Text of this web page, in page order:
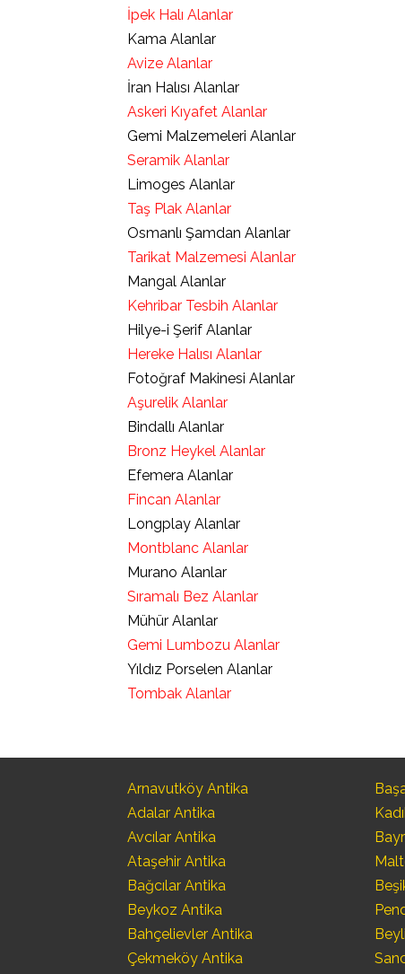
İpek Halı Alanlar
Kama Alanlar
Avize Alanlar
İran Halısı Alanlar
Askeri Kıyafet Alanlar
Gemi Malzemeleri Alanlar
Seramik Alanlar
Limoges Alanlar
Taş Plak Alanlar
Osmanlı Şamdan Alanlar
Tarikat Malzemesi Alanlar
Mangal Alanlar
Kehribar Tesbih Alanlar
Hilye-i Şerif Alanlar
Hereke Halısı Alanlar
Fotoğraf Makinesi Alanlar
Aşurelik Alanlar
Bindallı Alanlar
Bronz Heykel Alanlar
Efemera Alanlar
Fincan Alanlar
Longplay Alanlar
Montblanc Alanlar
Murano Alanlar
Sıramalı Bez Alanlar
Mühür Alanlar
Gemi Lumbozu Alanlar
Yıldız Porselen Alanlar
Tombak Alanlar
Arnavutköy Antika
Adalar Antika
Avcılar Antika
Ataşehir Antika
Bağcılar Antika
Beykoz Antika
Bahçelievler Antika
Çekmeköy Antika